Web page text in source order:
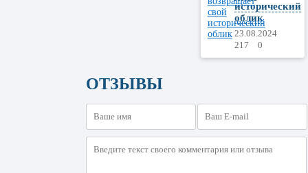
исторический
облик
23.08.2024
217
0
ОТЗЫВЫ